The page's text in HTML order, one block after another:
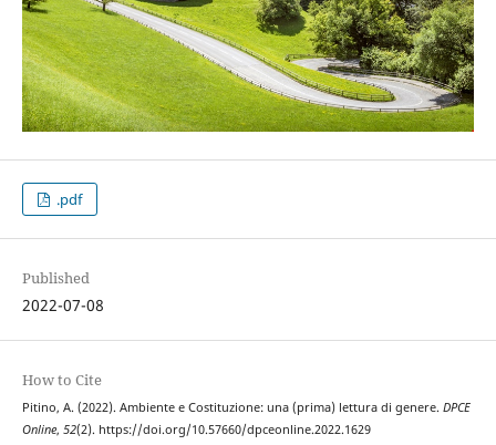
.pdf
Published
2022-07-08
How to Cite
Pitino, A. (2022). Ambiente e Costituzione: una (prima) lettura di genere. DPCE
Online, 52(2). https://doi.org/10.57660/dpceonline.2022.1629